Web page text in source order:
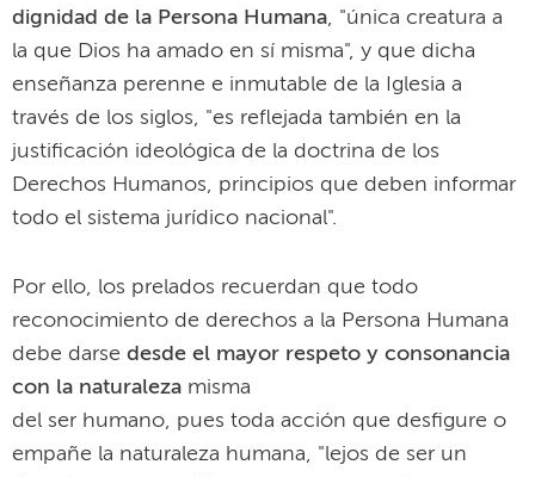
dignidad de la Persona Humana, "única creatura a
la que Dios ha amado en sí misma", y que dicha
enseñanza perenne e inmutable de la Iglesia a
través de los siglos, "es reflejada también en la
justificación ideológica de la doctrina de los
Derechos Humanos, principios que deben informar
todo el sistema jurídico nacional".
Por ello, los prelados recuerdan que todo
reconocimiento de derechos a la Persona Humana
debe darse desde el mayor respeto y consonancia
con la naturaleza misma
del ser humano, pues toda acción que desfigure o
empañe la naturaleza humana, "lejos de ser un